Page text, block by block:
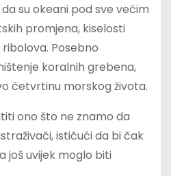
su okeani pod sve većim
promjena, kiselosti
Posebno
koralnih grebena,
četvrtinu morskog života.
ono što ne znamo da
ističući da bi čak
još uvijek moglo biti